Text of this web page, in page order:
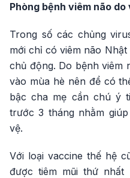
Phòng bệnh viêm não
Trong số các chủng
mới chỉ có viêm não
chủ động. Do bệnh viêm
vào mùa hè nên để có
bậc cha mẹ cần chú ý
trước 3 tháng nhằm
vệ.
Với loại vaccine thế hệ
được tiêm mũi thứ nhất